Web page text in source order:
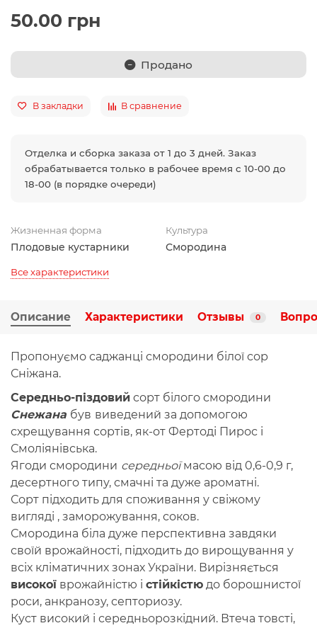
50.00 грн
Продано
В закладки В сравнение
Отделка и сборка заказа от 1 до 3 дней. Заказ
обрабатывается только в рабочее время с 10-00 до
18-00 (в порядке очереди)
Жизненная форма
Плодовые кустарники
Культура
Смородина
Все характеристики
Описание Характеристики Отзывы 0
Пропонуємо саджанці смородини білої сор
Сніжана.
Середньо-піздовий сорт білого смородини
Снежана був виведений за допомогою
схрещування сортів, як-от Фертоді Пирос і
Смоліянівська.
Ягоди смородини середньоїмасою від 0,6-0,9 г,
десертного типу, смачні та дуже ароматні.
Сорт підходить для споживання у свіжому
вигляді , заморожування, соков.
Смородина біла дуже перспективна завдяки
своїй врожайності, підходить до вирощування у
всіх кліматичних зонах України. Вирізняється
високої врожайністю і стійкістю до борошнистої
роси, анкранозу, септориозу.
Куст високий і середньорозкідний. Втеча товсті,